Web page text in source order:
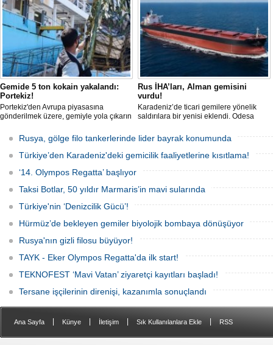
Gemide 5 ton kokain yakalandı:
Portekiz!
Portekiz'den Avrupa piyasasına
gönderilmek üzere, gemiyle yola çıkarın
hava ve deniz kuvvetlerinin
operasyonuyla durduruldu. Operasyon
kapsamında, gemideki iki yabancı
uyruklu kişi bir gemi mürettebatı
gözaltına alındı.
Rus İHA’ları, Alman gemisini
vurdu!
Karadeniz’de ticari gemilere yönelik
saldırılara bir yenisi eklendi. Odesa
aldığı Alman işletmesindeki Emil
gemisinde yangın çıktı; teknik sistemler
durunca mürettebat tahliye edildi.
Rusya, gölge filo tankerlerinde lider bayrak konumunda
Türkiye’den Karadeniz'deki gemicilik faaliyetlerine kısıtlama!
‘14. Olympos Regatta’ başlıyor
Taksi Botlar, 50 yıldır Marmaris’in mavi sularında
Türkiye'nin ‘Denizcilik Gücü’!
Hürmüz’de bekleyen gemiler biyolojik bombaya dönüşüyor
Rusya'nın gizli filosu büyüyor!
TAYK - Eker Olympos Regatta'da ilk start!
TEKNOFEST ‘Mavi Vatan’ ziyaretçi kayıtları başladı!
Tersane işçilerinin direnişi, kazanımla sonuçlandı
Ana Sayfa Künye İletişim Sık Kullanılanlara Ekle RSS